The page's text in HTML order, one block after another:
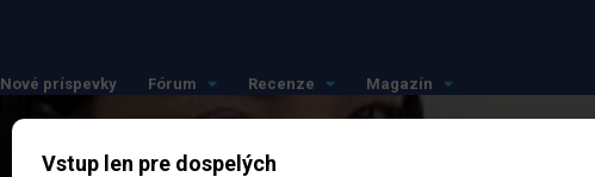
Nové príspevky Fórum Recenze Magazín
Vstup len pre dospelých